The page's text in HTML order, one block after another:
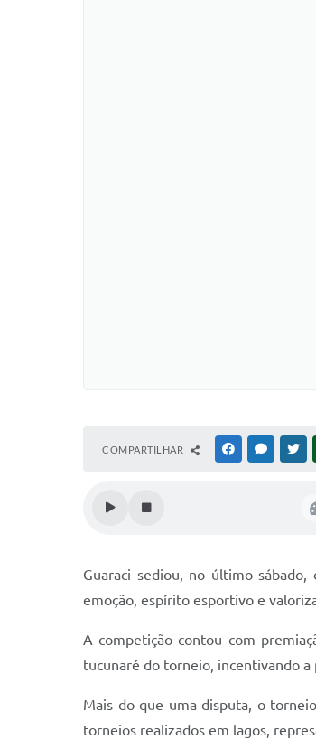
COMPARTILHAR FACEBOOK
Guaraci sediou, no último
emoção, espírito esportivo e
A competição contou com
tucunaré do torneio, incentivando
Mais do que uma disputa, o
torneios realizados em lagos,